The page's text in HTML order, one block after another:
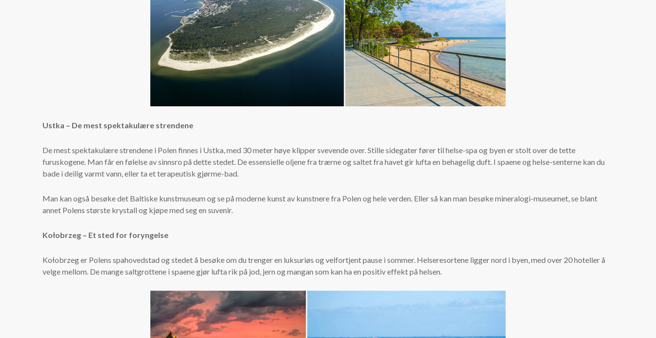
Ustka – De mest spektakulære strendene
De mest spektakulære strendene i Polen finnes i Ustka, med 30 meter høye klipper svevende over. Stille sidegater fører til helse-spa og byen er stolt over de tette
furuskogene. Man får en følelse av sinnsro på dette stedet. De essensielle oljene fra trærne og saltet fra havet gir lufta en behagelig duft. I spaene og helse-senterne kan du
bade i deilig varmt vann, eller ta et terapeutisk gjørme-bad.
Man kan også besøke det Baltiske kunstmuseum og se på moderne kunst av kunstnere fra Polen og hele verden. Eller så kan man besøke mineralogi-museumet, se blant
annet Polens største krystall og kjøpe med seg en suvenir.
Kołobrzeg – Et sted for foryngelse
Kołobrzeg er Polens spahovedstad og stedet å besøke om du trenger en luksuriøs og velfortjent pause i sommer. Helseresortene ligger nord i byen, med over 20 hoteller å
velge mellom. De mange saltgrottene i spaene gjør lufta rik på jod, jern og mangan som kan ha en positiv effekt på helsen.